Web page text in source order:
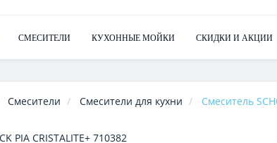
СМЕСИТЕЛИ КУХОННЫЕ МОЙКИ СКИДКИ И АКЦИИ
Смесители Смесители для кухни Смеситель